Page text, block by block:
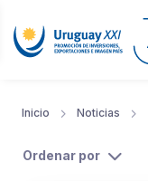
Inicio Noticias
Ordenar por